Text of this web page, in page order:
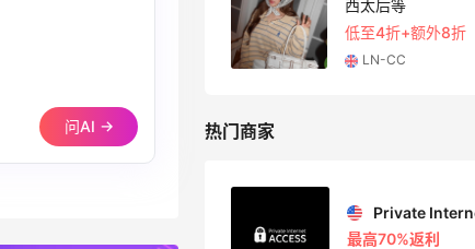
问AI →
西太后等
低至4折+额外8折
LN-CC
热门商家
Private
最高70%返利